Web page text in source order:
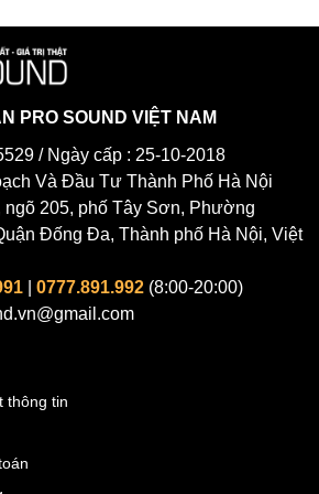
đặc điểm nổi bật này, loa G7 mang đến
vời và đáng tin cậy cho người dùng.
Audio G7
PRO SOUND VIỆT NAM
/ Ngày cấp : 25-10-2018
Và Đầu Tư Thành Phố Hà Nội
ngõ 205, phố Tây Sơn, Phường
Đống Đa, Thành phố Hà Nội, Việt
0777.891.992 (8:00-20:00)
thông tin